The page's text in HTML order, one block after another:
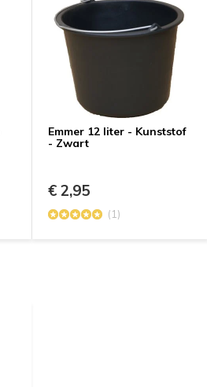
Emmer 12 liter - Kunststof
- Zwart
€ 2,95
(1)